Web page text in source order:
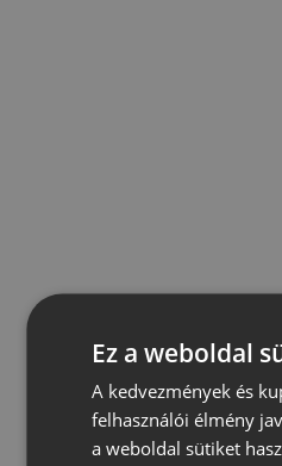
Ez a weboldal
A kedvezmények és
felhasználói élmény
a weboldal sütiket